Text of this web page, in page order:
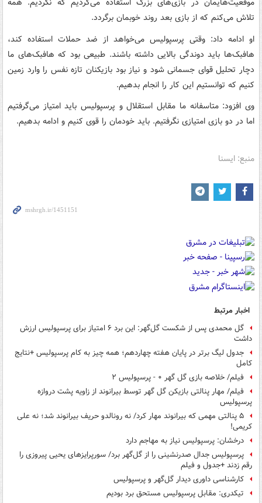
تلاش می‌کنم که از بازی بعد روند خوبمان برگردد.
او ادامه داد: وقتی پرسپولیس می‌خواهد از ضد حملات استفاده کند،
هافبک‌ها باید دوندگی بالایی داشته باشند. طبیعی بود که هافبک‌های ما
دچار تحلیل قوای جسمانی شود و نیاز بود بازیکنان تازه نفس را وارد زمین
کنیم که توانستیم این کار را انجام بدهیم.
وی افزود: متاسفانه ما مقابل استقلال و پرسپولیس باید امتیاز می‌گرفتیم
اما در دو بازی امتیازی نگرفتیم. باید خودمان را قوی کنیم و ادامه بدهیم.
منبع: ایسنا
اخبار مرتبط
گل محمدی پس از شکست گل‌گهر: این برد ۶ امتیاز برای پرسپولیس ارزش
داشت
جدول لیگ برتر در پایان هفته چهاردهم؛ همه چیز به کام پرسپولیس +نتایج
کامل
فیلم/ خلاصه بازی گل گهر ۰ - پرسپولیس ۲
فیلم/ مهار پنالتی بازیکن گل گهر توسط بیرانوند از زاویه پشت دروازه
پرسپولیس
۵ پنالتی مهمی که بیرانوند مهار کرد/ نه رونالدو حریف بیرانوند شد؛ نه علی
کریمی!
درخشان: پرسپولیس نیاز به مهاجم دارد
پرسپولیس جدال صدرنشینی را از گل‌گهر برد/ سورپرایزهای یحیی پیروزی را
رقم زدند +جدول و فیلم
کارشناسی داوری دیدار گل‌گهر و پرسپولیس
تیکدری: مقابل پرسپولیس مستحق برد بودیم